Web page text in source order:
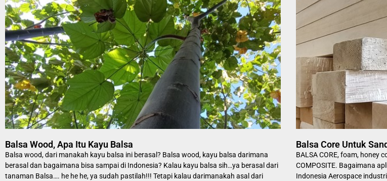
Balsa Wood, Apa Itu Kayu Balsa
Balsa wood, dari manakah kayu balsa ini berasal? Balsa wood, kayu balsa darimana
berasal dan bagaimana bisa sampai di Indonesia? Kalau kayu balsa sih…ya berasal dari
tanaman Balsa…. he he he, ya sudah pastilah!!! Tetapi kalau darimanakah asal dari
Balsa Core Untuk
BALSA CORE, foam, honey
COMPOSITE. Bagaimana
Indonesia Aerospace